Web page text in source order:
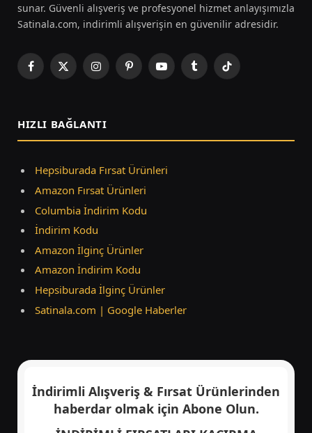
sunar. Güvenli alışveriş ve profesyonel hizmet anlayışımızla
Satinala.com, indirimli alışverişin en güvenilir adresidir.
Facebook
X
InstagramPinterestYouTubeTumblrTikTok
HIZLI BAĞLANTI
Hepsiburada Fırsat Ürünleri
Amazon Fırsat Ürünleri
Columbia İndirim Kodu
İndirim Kodu
Amazon İlginç Ürünler
Amazon İndirim Kodu
Hepsiburada İlginç Ürünler
Satinala.com | Google Haberler
İndirimli Alışveriş & Fırsat Ürünlerinden
haberdar olmak için Abone Olun.